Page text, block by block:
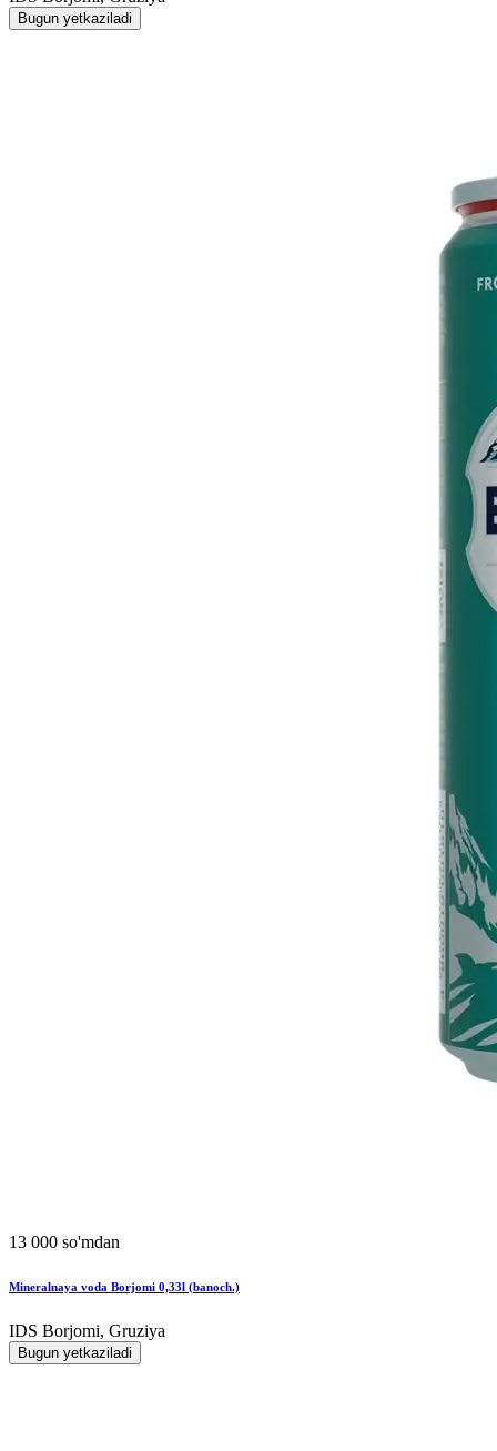
Bugun yetkaziladi
13 000 so'mdan
Mineralnaya voda Borjomi 0,33l (banoch.)
IDS Borjomi, Gruziya
Bugun yetkaziladi